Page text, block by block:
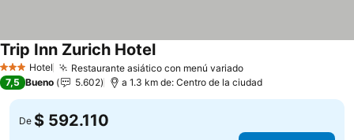
3 Estrellas
Hotel Restaurante asiático con menú variadoVer precios
Trip Inn Zurich HotelVer precios
7,5 Bueno 5.602 a 1.3 km de: Centro de la ciudad
De $ 592.110